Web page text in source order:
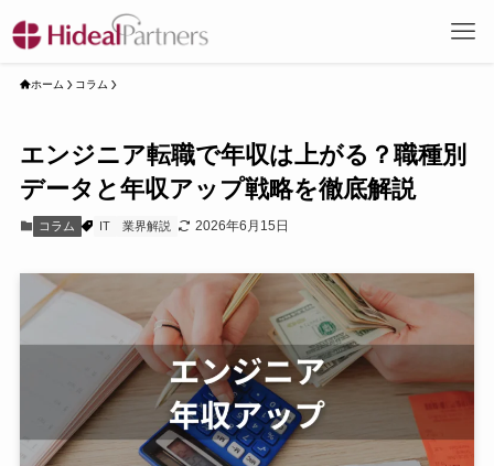
ホーム コラム
エンジニア転職で年収は上がる？職種別
データと年収アップ戦略を徹底解説
コラム IT 業界解説 2026年6月15日